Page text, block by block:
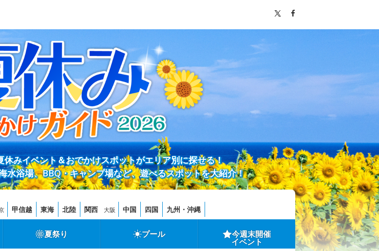
みイベント＆おでかけスポットがエリア別に探せる！
水浴場、BBQ・キャンプ場など、遊べるスポットを大紹介！
甲信越 東海 北陸 関西 大阪 中国 四国 九州・沖縄
夏祭り プール 今週末開催
イベント